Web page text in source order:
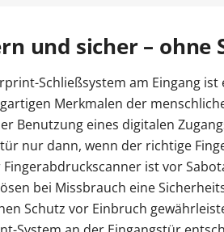
und sicher – ohne
Schließsystem am Eingang
Merkmalen der
Benutzung eines digitalen
nur dann, wenn der richtige
ist vor
bei Missbrauch eine
Schutz vor Einbruch